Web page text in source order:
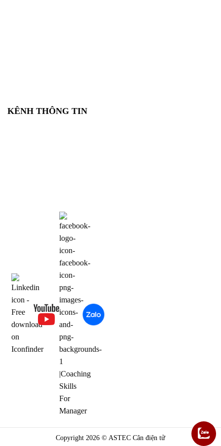
KÊNH THÔNG TIN
Copyright 2026 © ASTEC Cân điện tử